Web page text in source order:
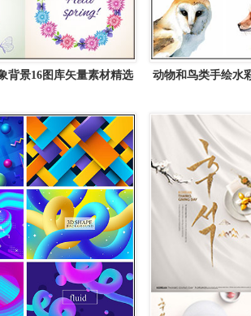
背景16图库矢量素材精选 动物和鸟类手绘水